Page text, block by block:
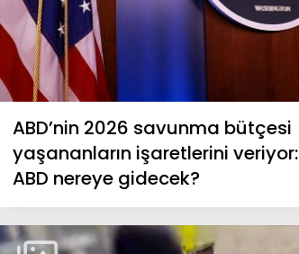
ABD’nin 2026 savunma bütçesi
yaşananların işaretlerini veriyor:
ABD nereye gidecek?